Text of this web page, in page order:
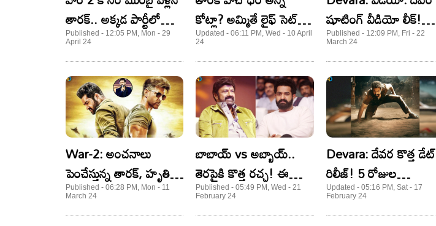
తారక్.. అక్కడ పార్టీలో
జంటగా రణబీర్-అలియా
లతో కలిసి
Published - 12:05 PM, Mon - 29
April 24
కోట్లా? అమ్మితే లైఫ్ సెట్
అయిపోయినట్లే..!
Updated - 06:11 PM, Wed - 10 April
24
షూటింగ్‌ వీడియో లీక్‌!
ఫ్యాన్స్‌కు పూనకాలే..
Published - 12:09 PM, Fri - 22
March 24
War-2: అంచనాలు
పెంచేస్తున్న తారక్, హృతిక్..
వార్-2 కోసం సరికొత్త
టెక్నాలజీ!
Published - 06:28 PM, Mon - 11
March 24
బాబాయ్ vs అబ్బాయ్..
తెరపైకి కొత్త రచ్చ! ఈసారి
ఫ్యాన్స్ తగ్గరేమో!
Published - 05:49 PM, Wed - 21
February 24
Devara: దేవర కొత్త డేట్
రిలీజ్! 5 రోజుల
విధ్వంసానికి అదిరే ప్లాన్!
Updated - 05:16 PM, Sat - 17
February 24